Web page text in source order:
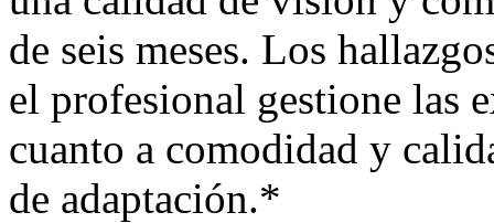
de seis meses. Los
el profesional gestione las
cuanto a comodidad y
de adaptación.*